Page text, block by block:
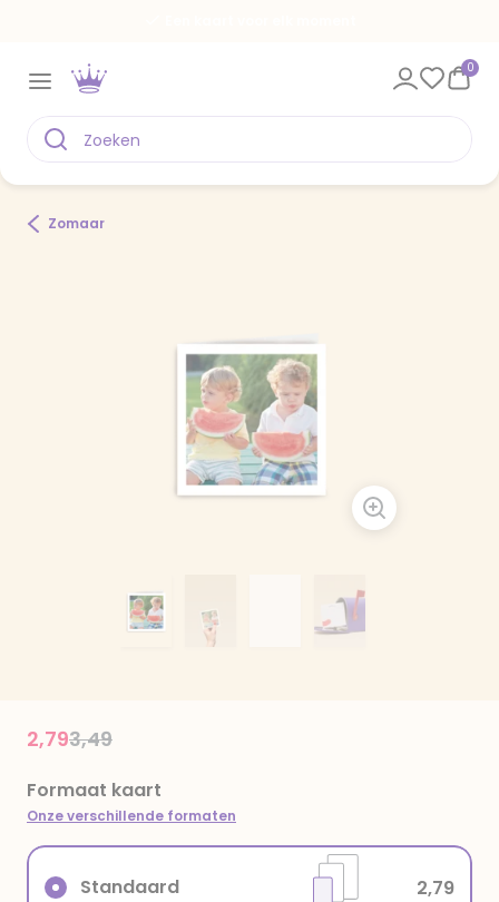
0
Zomaar
Price reduced from
3,49to
2,79
Formaat kaart
Onze verschillende formaten
Standaard 2,79